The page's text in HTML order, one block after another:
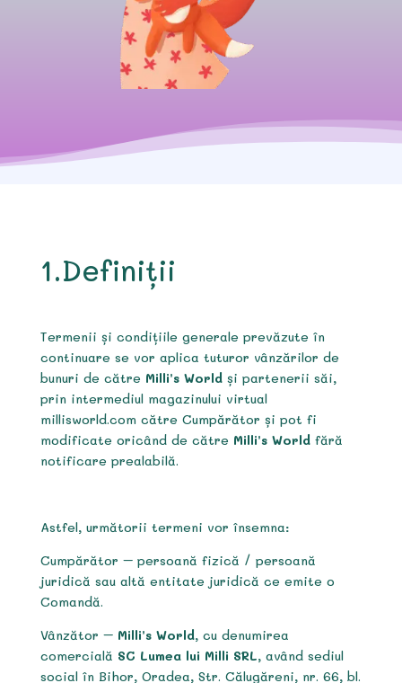
1.Definiții
Termenii și condițiile generale prevăzute în
continuare se vor aplica tuturor vânzărilor de
bunuri de către Milli’s Worldși partenerii săi,
prin intermediul magazinului virtual
millisworld.com către Cumpărător și pot fi
modificate oricând de către Milli’s Worldfără
notificare prealabilă.
Astfel, următorii termeni vor însemna:
Cumpărător – persoană fizică / persoană
juridică sau altă entitate juridică ce emite o
Comandă.
Vânzător – Milli’s World, cu denumirea
comercială SC Lumea lui Milli SRL, având sediul
social în Bihor, Oradea, Str. Călugăreni, nr. 66, bl.